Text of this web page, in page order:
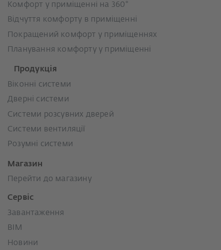
Комфорт у приміщенні на 360°
Відчуття комфорту в приміщенні
Покращений комфорт у приміщеннях
Планування комфорту у приміщенні
Продукція
Віконні системи
Дверні системи
Системи розсувних дверей
Системи вентиляції
Розумні системи
Магазин
Перейти до магазину
Сервіс
Завантаження
BIM
Новини